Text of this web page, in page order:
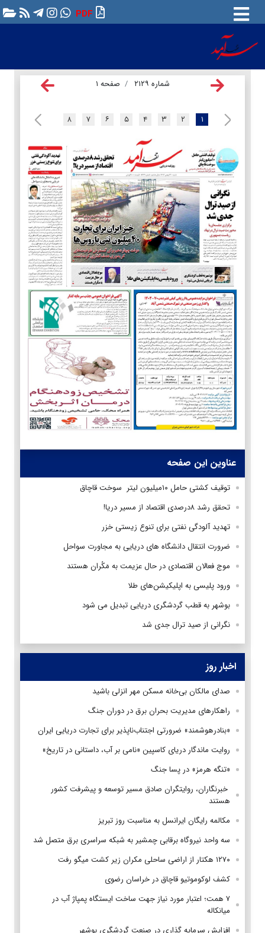
PDF
شماره ۲۱۲۹ صفحه ۱
۱ ۲ ۳ ۴ ۵ ۶ ۷ ۸
عناوین این صفحه
توقیف کشتی حامل ۱۰میلیون لیتر سوخت قاچاق
تحقق رشد ۸درصدی اقتصاد از مسیر دریا!
تهدید آلودگی نفتی برای تنوع زیستی خزر
ضرورت انتقال دانشگاه های دریایی به مجاورت سواحل
موج فعالان اقتصادی در حال عزیمت به مَکُران هستند
ورود پلیسی به اپلیکیشن‌های طلا
بوشهر به قطب گردشگری دریایی تبدیل می شود
نگرانی از صید ترال جدی شد
اخبار روز
صدای مالکان بی‌خانه مسکن مهر انزلی باشید
راهکارهای مدیریت بحران برق در دوران جنگ
«بنادرهوشمند» ضرورتی اجتناب‌ناپذیر برای تجارت دریایی ایران
روایت ماندگار دریای کاسپین «نامی بر آب، داستانی در تاریخ»
«تنگه هرمز» در پسا جنگ
‌ خبرنگاران، روایتگران صادق مسیر توسعه و پیشرفت کشور
هستند
مکالمه رایگان ایرانسل به مناسبت روز تبریز
سه واحد نیروگاه برقابی چمشیر به شبکه سراسری برق متصل شد
۱۲۷۰ هکتار از اراضی ساحلی مکران زیر کشت میگو رفت
کشف لوکوموتیو قاچاق در خراسان رضوی
۷ همت؛ اعتبار مورد نیاز جهت ساخت ایستگاه پمپاژ آب در
میانکاله
افزایش سرمایه گذاری در صنعت گردشگری بوشهر